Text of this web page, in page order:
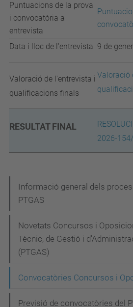
Puntuacions de la prova
i convocatòria a
entrevista
Data i lloc de l'entrevista 9 de
Valoració de l'entrevista i
qualificacions finals
Valoració
RESULTAT FINAL
2026-
a
c
Informació general dels
PTGAS
Novetats Concursos i
Tècnic, de Gestió i
(PTGAS)
Convocatòries Concursos i
Previsió de convocatòries del